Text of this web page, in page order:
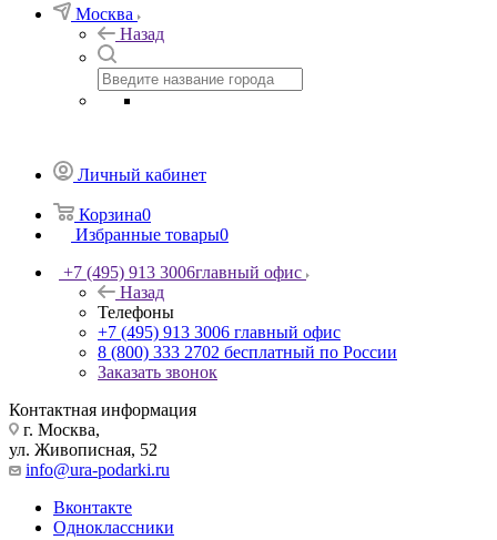
Москва
Назад
Личный кабинет
Корзина0
Избранные товары0
+7 (495) 913 3006главный офис
Назад
Телефоны
+7 (495) 913 3006 главный офис
8 (800) 333 2702 бесплатный по России
Заказать звонок
Контактная информация
г. Москва,
ул. Живописная, 52
info@ura-podarki.ru
Вконтакте
Одноклассники